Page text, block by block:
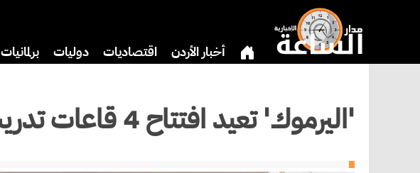
أخبار الأردن اقتصاديات دوليات برلمانيات
'اليرموك' تعيد افتتاح 4 قاعات تدريسية بعد تحديثها